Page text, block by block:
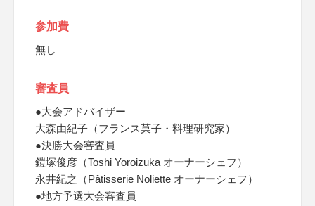
参加費
無し
審査員
●大会アドバイザー
大森由紀子（フランス菓子・料理研究家）
●決勝大会審査員
鎧塚俊彦（Toshi Yoroizuka オーナーシェフ）
永井紀之（Pâtisserie Noliette オーナーシェフ）
●地方予選大会審査員